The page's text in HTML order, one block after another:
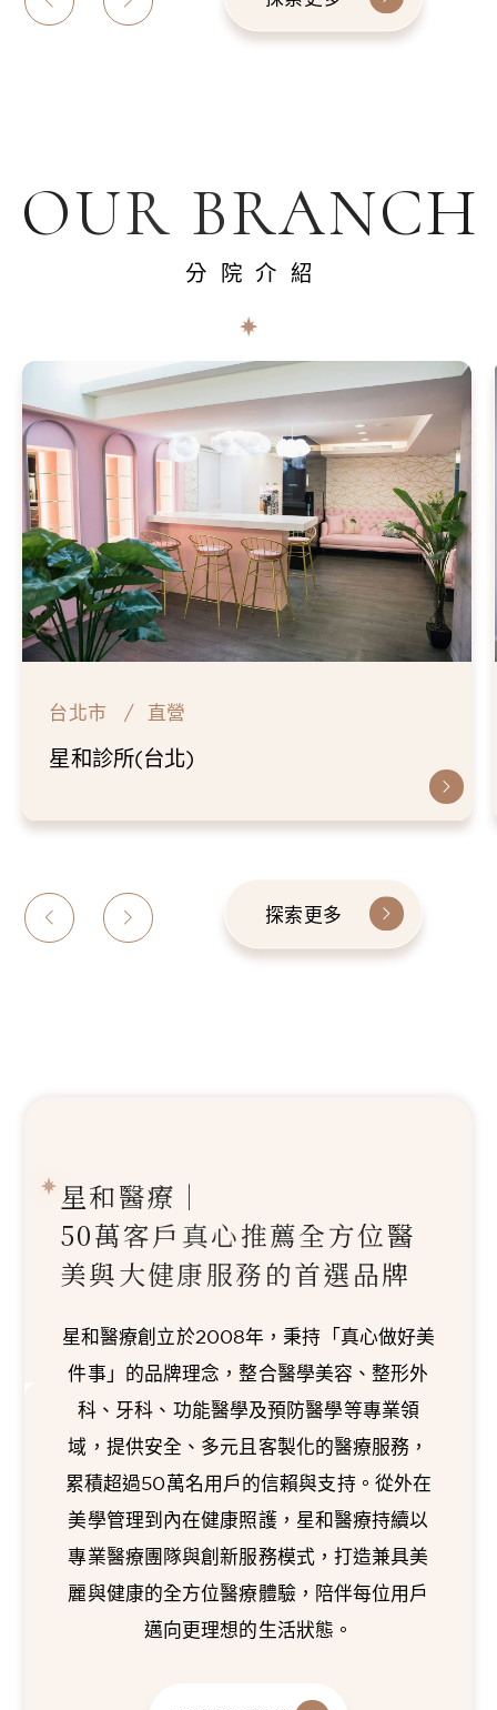
OUR BRANCH
分院介紹
台北市 直營
星和診所(台北)
探索更多
星和醫療｜
50萬客戶真心推薦全方位醫
美與大健康服務的首選品牌
星和醫療創立於2008年，秉持「真心做好美
件事」的品牌理念，整合醫學美容、整形外
科、牙科、功能醫學及預防醫學等專業領
域，提供安全、多元且客製化的醫療服務，
累積超過50萬名用戶的信賴與支持。從外在
美學管理到內在健康照護，星和醫療持續以
專業醫療團隊與創新服務模式，打造兼具美
麗與健康的全方位醫療體驗，陪伴每位用戶
邁向更理想的生活狀態。